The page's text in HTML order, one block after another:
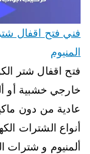
المنيوم
فتح اقفال شتر
خارجي خشبية أو
عادية من دون
أنواع الشترات
ألمنيوم و شترات